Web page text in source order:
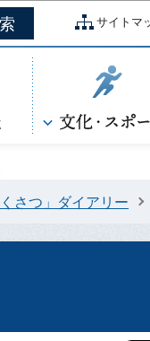
サイトマ
さつ」ダイアリー